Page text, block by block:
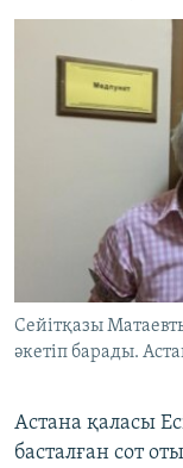
АРНАЙЫ
Басқа тілдерде
Сейітқазы
әкетіп барады.
Астана қаласы
басталған сот